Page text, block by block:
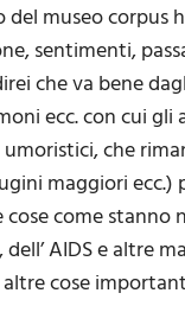
del museo corpus
sentimenti,
che va bene
ecc. con cui
che
maggiori
cose come stanno
AIDS e altre
cose